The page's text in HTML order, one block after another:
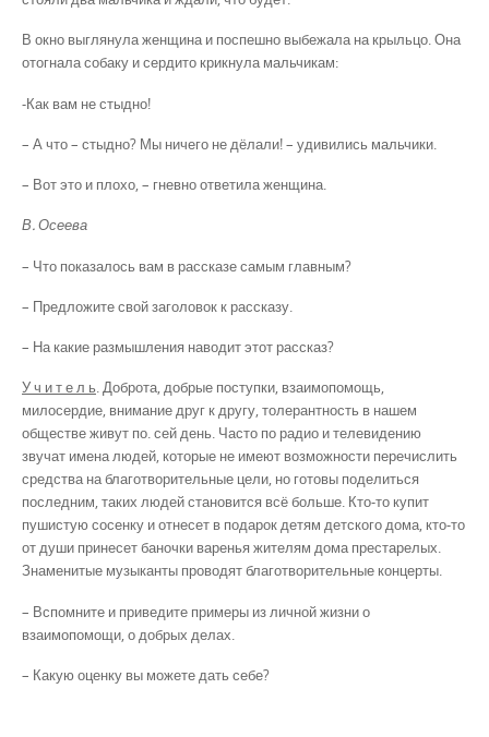
В окно выглянула женщина и поспешно выбежала на крыльцо. Она
отогнала собаку и сердито крикнула мальчикам:
-Как вам не стыдно!
– А что – стыдно? Мы ничего не дёлали! – удивились мальчики.
– Вот это и плохо, – гневно ответила женщина.
В. Осеева
– Что показалось вам в рассказе самым главным?
– Предложите свой заголовок к рассказу.
– На какие размышления наводит этот рассказ?
У ч и т е л ь. Доброта, добрые поступки, взаимопомощь,
милосердие, внимание друг к другу, толерантность в нашем
обществе живут по. сей день. Часто по радио и телевидению
звучат имена людей, которые не имеют возможности перечислить
средства на благотворительные цели, но готовы поделиться
последним, таких людей становится всё больше. Кто-то купит
пушистую сосенку и отнесет в подарок детям детского дома, кто-то
от души принесет баночки варенья жителям дома престарелых.
Знаменитые музыканты проводят благотворительные концерты.
– Вспомните и приведите примеры из личной жизни о
взаимопомощи, о добрых делах.
– Какую оценку вы можете дать себе?